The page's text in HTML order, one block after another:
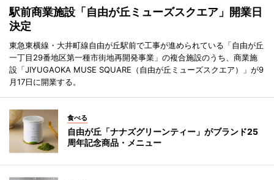
駅前商業施設「自由が丘ミューズスクエア」開業日
決定
東急東横線・大井町線自由が丘駅前で工事が進められている「自由が丘
一丁目29番地区第一種市街地再開発事業」の複合施設のうち、商業施
設「JIYUGAOKA MUSE SQUARE（自由が丘ミューズスクエア）」が9
月17日に開業する。
食べる
自由が丘「ナナズグリーンティー」がブランド25
周年記念商品・メニュー